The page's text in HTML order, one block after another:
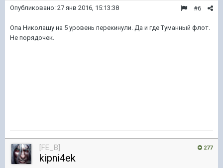
#6
Опубликовано: 27 янв 2016, 15:13:38
Опа Николашу на 5 уровень перекинули. Да и где Туманный флот.
Не порядочек.
277
[FE_B]
kipni4ek